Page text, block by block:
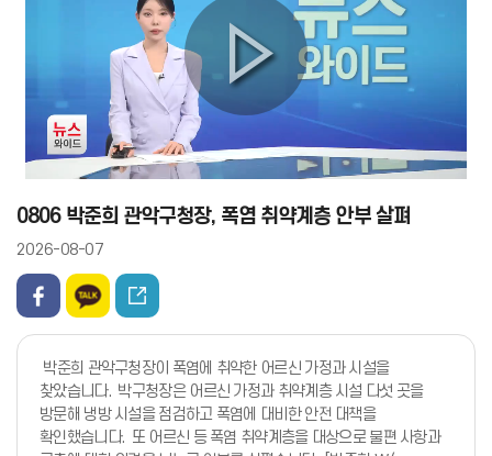
0806 박준희 관악구청장, 폭염 취약계층 안부 살펴
2026-08-07